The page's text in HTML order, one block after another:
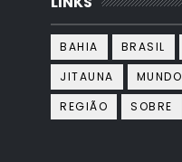
BAHIA BRASIL
JITAUNA
MUNDO
REGIÃO
SOBRE